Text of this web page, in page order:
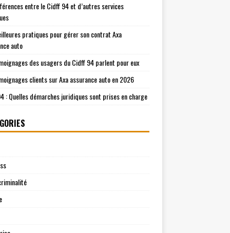
entre le Cidff 94 et d’autres services
pratiques pour gérer son contrat Axa
auto
des usagers du Cidff 94 parlent pour eux
clients sur Axa assurance auto en 2026
: Quelles démarches juridiques sont prises en charge